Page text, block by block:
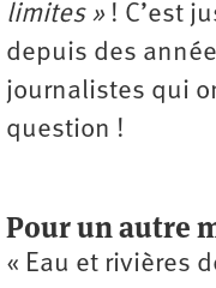
limites » ! C’est
depuis des
journalistes qui
question !
Pour un autre
« Eau et rivières